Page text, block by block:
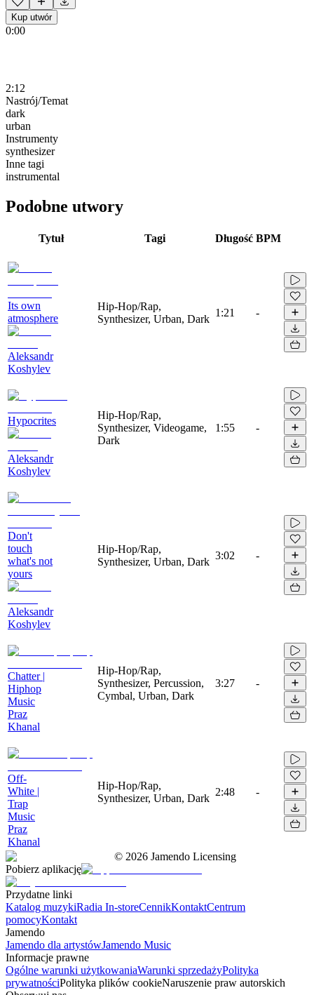
Kup utwór
0:00
2:12
Nastrój/Temat
dark
urban
Instrumenty
synthesizer
Inne tagi
instrumental
Podobne utwory
Tytuł Tagi Długość BPM
Its own
atmosphere
Aleksandr
Koshylev
Hip-Hop/Rap,
Synthesizer, Urban, Dark
1:21 -
Hypocrites
Aleksandr
Koshylev
Hip-Hop/Rap,
Synthesizer, Videogame,
Dark
1:55 -
Don't
touch
what's not
yours
Aleksandr
Koshylev
Hip-Hop/Rap,
Synthesizer, Urban, Dark
3:02 -
Chatter |
Hiphop
Music
Praz
Khanal
Hip-Hop/Rap,
Synthesizer, Percussion,
Cymbal, Urban, Dark
3:27 -
Off-
White |
Trap
Music
Praz
Khanal
Hip-Hop/Rap,
Synthesizer, Urban, Dark
2:48 -
© 2026 Jamendo Licensing
Pobierz aplikację
Przydatne linki
Katalog muzykiRadia In-storeCennikKontaktCentrum
pomocyKontakt
Jamendo
Jamendo dla artystówJamendo Music
Informacje prawne
Ogólne warunki użytkowaniaWarunki sprzedażyPolityka
prywatnościPolityka plików cookieNaruszenie praw autorskich